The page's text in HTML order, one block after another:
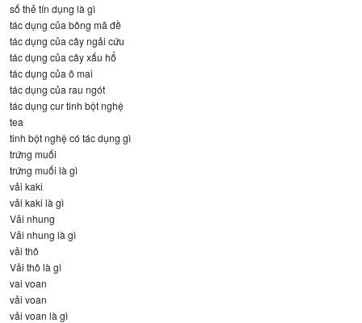
số thẻ tín dụng là gì
tác dụng của bông mã đề
tác dụng của cây ngải cứu
tác dụng của cây xấu hổ
tác dụng của ô mai
tác dụng của rau ngót
tác dụng cur tinh bột nghệ
tea
tinh bột nghệ có tác dụng gì
trứng muối
trứng muối là gì
vải kaki
vải kaki là gì
Vải nhung
Vải nhung là gì
vải thô
Vải thô là gì
vai voan
vải voan
vải voan là gì